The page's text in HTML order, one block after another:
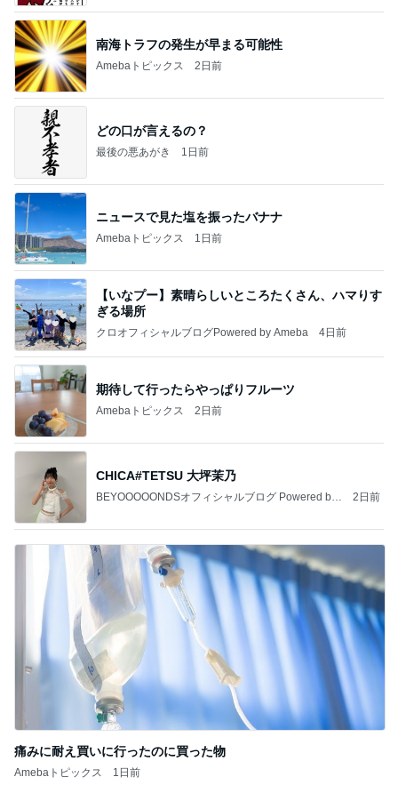
南海トラフの発生が早まる可能性
Amebaトピックス 2日前
どの口が言えるの？
最後の悪あがき 1日前
ニュースで見た塩を振ったバナナ
Amebaトピックス 1日前
【いなプー】素晴らしいところたくさん、ハマりす
ぎる場所
クロオフィシャルブログPowered by Ameba 4日前
期待して行ったらやっぱりフルーツ
Amebaトピックス 2日前
CHICA#TETSU 大坪茉乃
BEYOOOOONDSオフィシャルブログ Powered by
2日前
痛みに耐え買いに行ったのに買った物
Amebaトピックス 1日前